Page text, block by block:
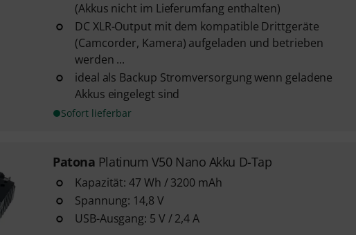
(Akkus nicht im Lieferumfang enthalten)
DC XLR-Output mit dem kompatible Drittgeräte
(Camcorder, Kamera) aufgeladen und betrieben
werden ...
ideal als Backup Stromversorgung wenn geladene
Akkus eingelegt sind
Sofort lieferbar
Patona Platinum V50 Nano Akku D-Tap
Kapazität: 47 Wh / 3200 mAh
Spannung: 14,8 V
USB-Ausgang: 5 V / 2,4 A